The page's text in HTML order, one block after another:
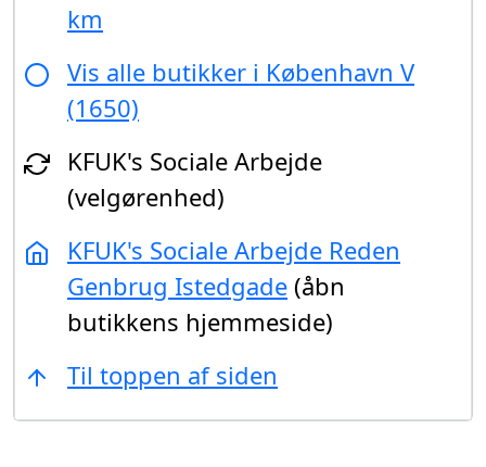
km
Vis alle butikker i København V
(1650)
KFUK's Sociale Arbejde
(velgørenhed)
KFUK's Sociale Arbejde Reden
Genbrug Istedgade (åbn
butikkens hjemmeside)
Til toppen af siden